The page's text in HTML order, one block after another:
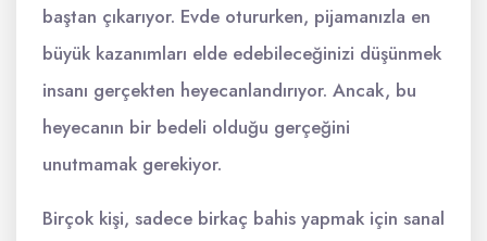
baştan çıkarıyor. Evde otururken, pijamanızla en
büyük kazanımları elde edebileceğinizi düşünmek
insanı gerçekten heyecanlandırıyor. Ancak, bu
heyecanın bir bedeli olduğu gerçeğini
unutmamak gerekiyor.
Birçok kişi, sadece birkaç bahis yapmak için sanal